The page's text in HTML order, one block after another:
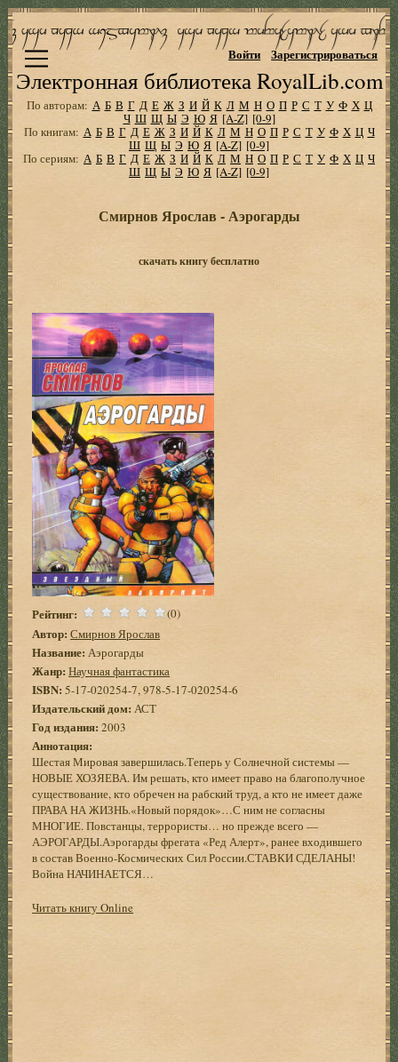
Электронная библиотека RoyalLib.com
Войти Зарегистрироваться
По авторам: А Б В Г Д Е Ж З И Й К Л М Н О П Р С Т У Ф Х Ц
Ч Ш Щ Ы Э Ю Я [A-Z] [0-9]
По книгам: А Б В Г Д Е Ж З И Й К Л М Н О П Р С Т У Ф Х Ц Ч
Ш Щ Ы Э Ю Я [A-Z] [0-9]
По сериям: А Б В Г Д Е Ж З И Й К Л М Н О П Р С Т У Ф Х Ц Ч
Ш Щ Ы Э Ю Я [A-Z] [0-9]
Смирнов Ярослав - Аэрогарды
скачать книгу бесплатно
Рейтинг: (0)
Автор: Смирнов Ярослав
Название: Аэрогарды
Жанр: Научная фантастика
ISBN: 5-17-020254-7, 978-5-17-020254-6
Издательский дом: АСТ
Год издания: 2003
Аннотация:
Шестая Мировая завершилась.Теперь у Солнечной системы —
НОВЫЕ ХОЗЯЕВА. Им решать, кто имеет право на благополучное
существование, кто обречен на рабский труд, а кто не имеет даже
ПРАВА НА ЖИЗНЬ.«Новый порядок»…С ним не согласны
МНОГИЕ. Повстанцы, террористы… но прежде всего —
АЭРОГАРДЫ.Аэрогарды фрегата «Ред Алерт», ранее входившего
в состав Военно-Космических Сил России.СТАВКИ СДЕЛАНЫ!
Война НАЧИНАЕТСЯ…
Читать книгу Online